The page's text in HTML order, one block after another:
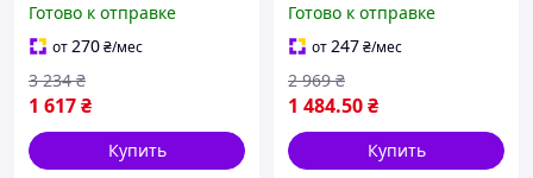
рыхления и аэрации с
закалёнными зубцами
Готово к отправке
от270₴/мес
1 617₴
3 234 ₴
Купить
огородом из Финляндии
Готово к отправке
от247₴/мес
1 484.50₴
2 969 ₴
Купить